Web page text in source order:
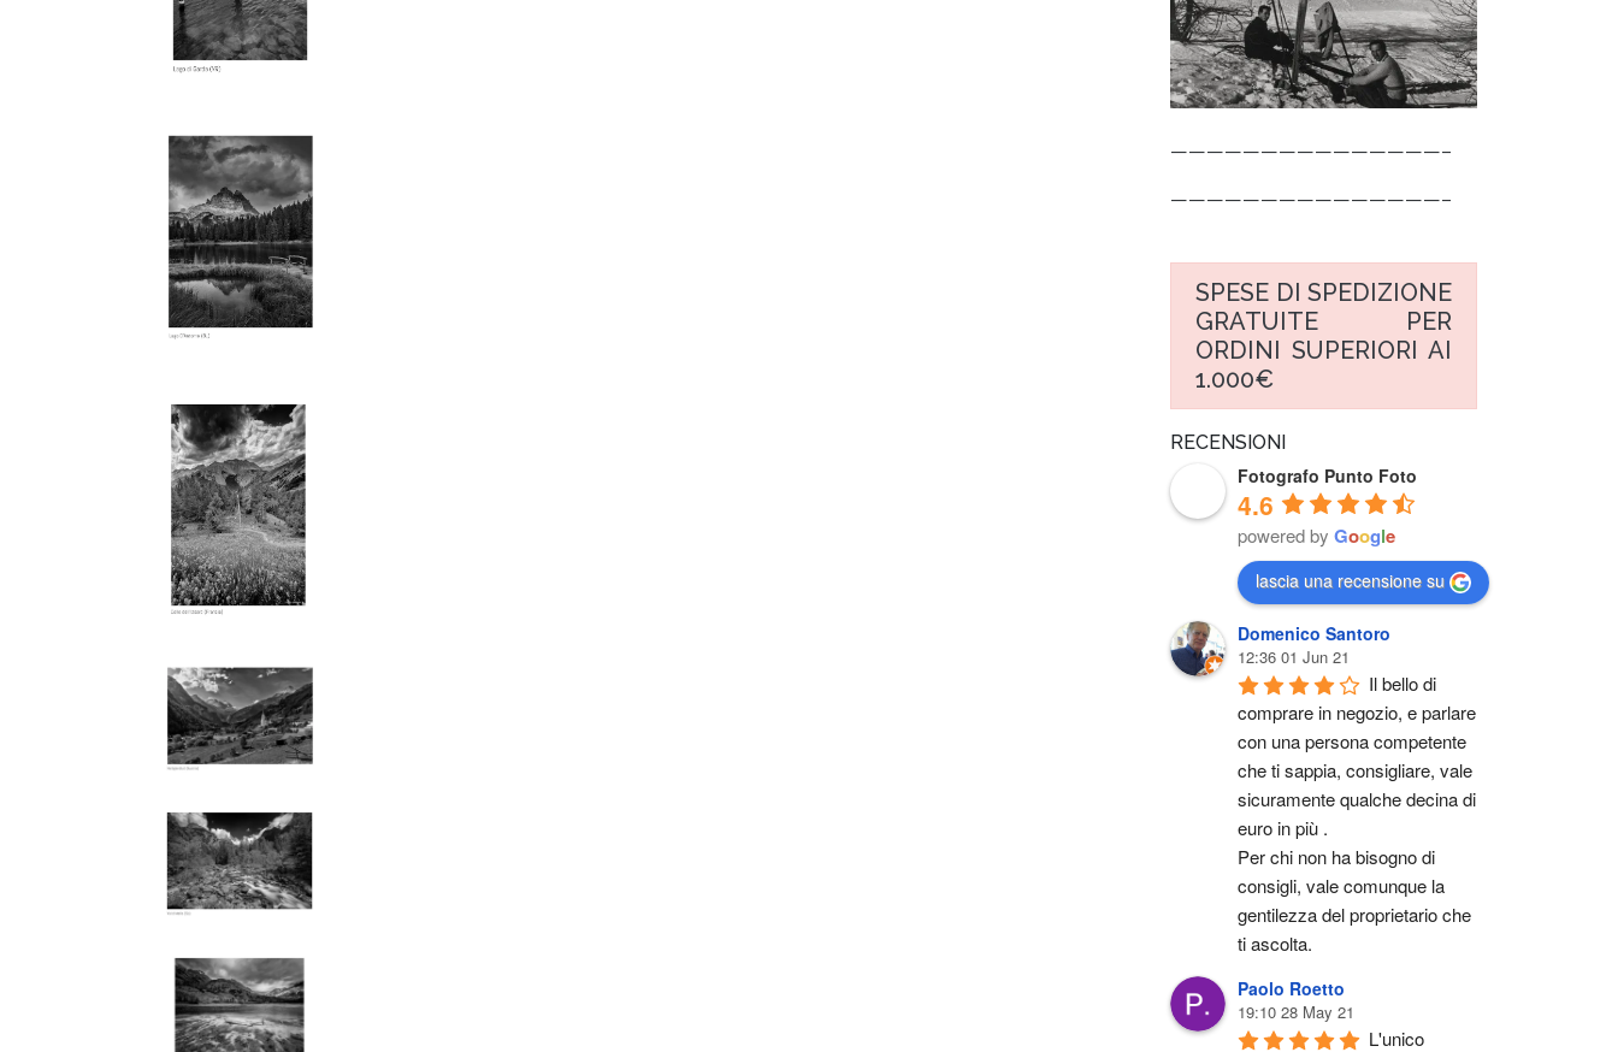
———————————————–
———————————————–
SPESE DI SPEDIZIONE
GRATUITE PER
ORDINI SUPERIORI AI
1.000€
RECENSIONI
Fotografo Punto Foto
4.6
powered by Google
lascia una recensione su
Domenico Santoro
12:36 01 Jun 21
Il bello di
comprare in negozio, e parlare
con una persona competente
che ti sappia, consigliare, vale
sicuramente qualche decina di
euro in più .
Per chi non ha bisogno di
consigli, vale comunque la
gentilezza del proprietario che
ti ascolta.
Paolo Roetto
19:10 28 May 21
L'unico